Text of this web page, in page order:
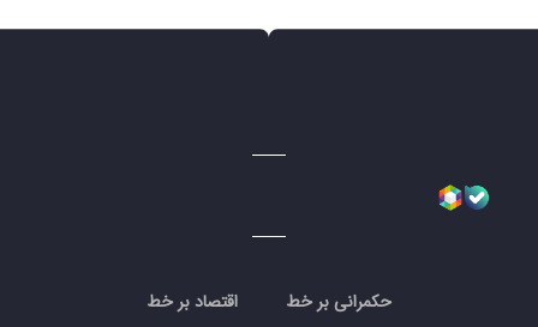
حکمرانی بر خط اقتصاد بر خط